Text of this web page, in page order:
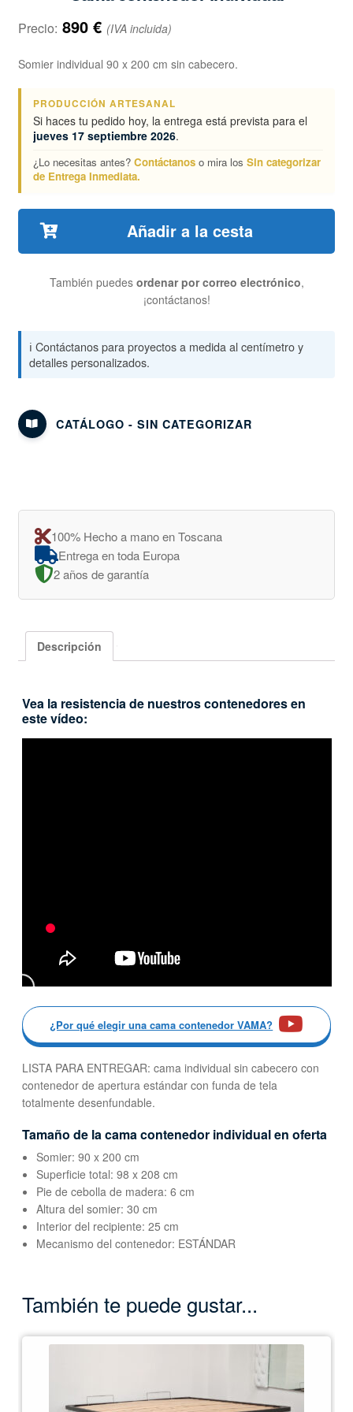
Precio: 890 € (IVA incluida)
Somier individual 90 x 200 cm sin cabecero.
PRODUCCIÓN ARTESANAL
Si haces tu pedido hoy, la entrega está prevista para el
jueves 17 septiembre 2026.
¿Lo necesitas antes? Contáctanoso mira los Sin categorizar
de Entrega Inmediata.
Añadir a la cesta
También puedes ordenar por correo electrónico,
¡contáctanos!
ℹ️ Contáctanos para proyectos a medida al centímetro y
detalles personalizados.
CATÁLOGO - SIN CATEGORIZAR
100% Hecho a mano en Toscana
Entrega en toda Europa
2 años de garantía
Descripción
Vea la resistencia de nuestros contenedores en
este vídeo:
¿Por qué elegir una cama contenedor VAMA?
LISTA PARA ENTREGAR: cama individual sin cabecero con
contenedor de apertura estándar con funda de tela
totalmente desenfundable.
Tamaño de la cama contenedor individual en oferta
Somier: 90 x 200 cm
Superficie total: 98 x 208 cm
Pie de cebolla de madera: 6 cm
Altura del somier: 30 cm
Interior del recipiente: 25 cm
Mecanismo del contenedor: ESTÁNDAR
También te puede gustar...